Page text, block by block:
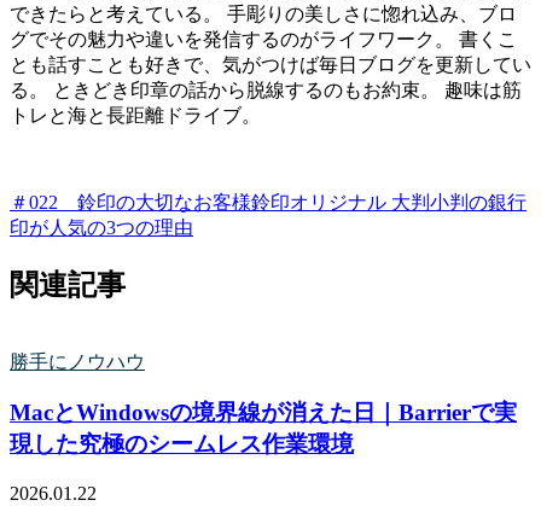
できたらと考えている。 手彫りの美しさに惚れ込み、ブロ
グでその魅力や違いを発信するのがライフワーク。 書くこ
とも話すことも好きで、気がつけば毎日ブログを更新してい
る。 ときどき印章の話から脱線するのもお約束。 趣味は筋
トレと海と長距離ドライブ。
＃022 鈴印の大切なお客様鈴印オリジナル 大判小判の銀行
印が人気の3つの理由
関連記事
勝手にノウハウ
MacとWindowsの境界線が消えた日｜Barrierで実
現した究極のシームレス作業環境
2026.01.22